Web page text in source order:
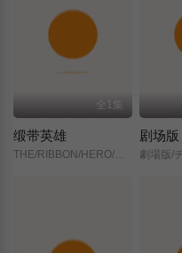
全1集
缎带英雄